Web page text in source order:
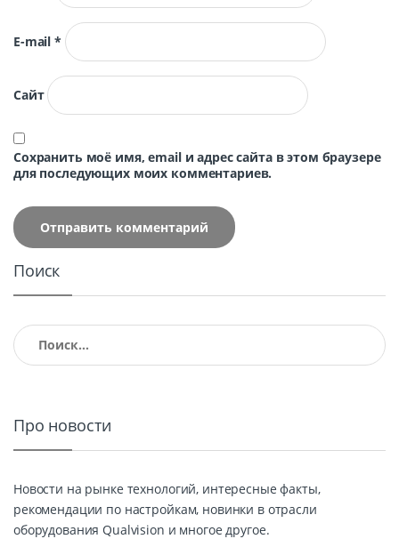
E-mail*
Сайт
Сохранить моё имя, email и адрес сайта в этом браузере
для последующих моих комментариев.
Поиск
Найти:
Про новости
Новости на рынке технологий, интересные факты,
рекомендации по настройкам, новинки в отрасли
оборудования Qualvision и многое другое.